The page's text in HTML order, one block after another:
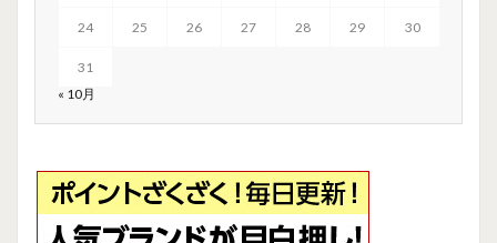
24 25 26 27 28 29 30
31
« 10月